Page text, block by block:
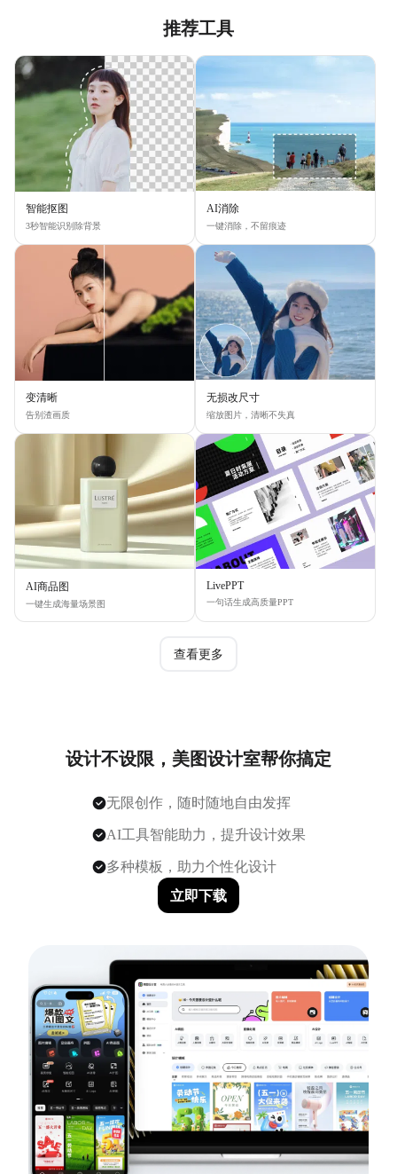
推荐工具
智能抠图
3秒智能识别除背景
AI消除
一键消除，不留痕迹
变清晰
告别渣画质
无损改尺寸
缩放图片，清晰不失真
AI商品图
一键生成海量场景图
LivePPT
一句话生成高质量PPT
查看更多
设计不设限，美图设计室帮你搞定
无限创作，随时随地自由发挥
AI工具智能助力，提升设计效果
多种模板，助力个性化设计
立即下载